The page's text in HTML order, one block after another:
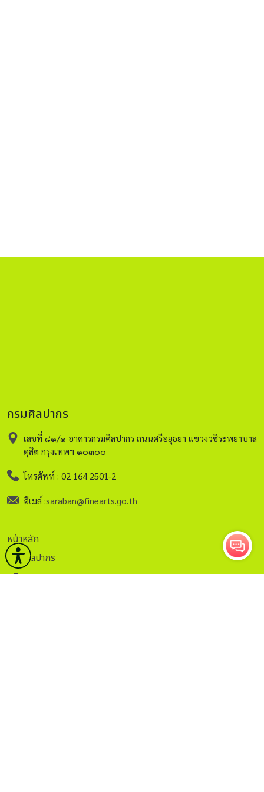
กรมศิลปากร
เลขที่ ๘๑/๑ อาคารกรมศิลปากร ถนนศรีอยุธยา แขวงวชิระพยาบาล
ดุสิต กรุงเทพฯ ๑๐๓๐๐
โทรศัพท์ : 02 164 2501-2
อีเมล์ :saraban@finearts.go.th
หน้าหลัก
กรมศิลปากร
บริการ